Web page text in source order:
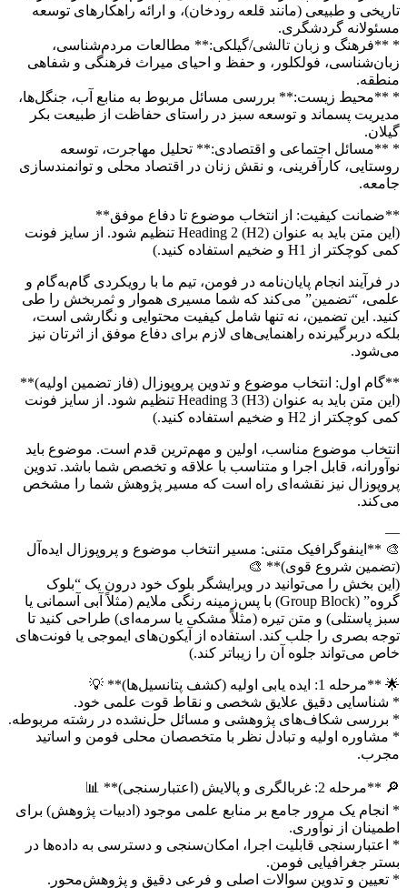
تاریخی و طبیعی (مانند قلعه رودخان)، و ارائه راهکارهای توسعه
مسئولانه گردشگری.
* **فرهنگ و زبان تالشی/گیلکی:** مطالعات مردم‌شناسی،
زبان‌شناسی، فولکلور، و حفظ و احیای میراث فرهنگی و شفاهی
منطقه.
* **محیط زیست:** بررسی مسائل مربوط به منابع آب، جنگل‌ها،
مدیریت پسماند و توسعه سبز در راستای حفاظت از طبیعت بکر
گیلان.
* **مسائل اجتماعی و اقتصادی:** تحلیل مهاجرت، توسعه
روستایی، کارآفرینی، و نقش زنان در اقتصاد محلی و توانمندسازی
جامعه.
**ضمانت کیفیت: از انتخاب موضوع تا دفاع موفق**
(این متن باید به عنوان Heading 2 (H2) تنظیم شود. از سایز فونت
کمی کوچکتر از H1 و ضخیم استفاده کنید.)
در فرآیند انجام پایان‌نامه در فومن، تیم ما با رویکردی گام‌به‌گام و
علمی، “تضمین” می‌کند که شما مسیری هموار و ثمربخش را طی
کنید. این تضمین، نه تنها شامل کیفیت محتوایی و نگارشی است،
بلکه دربرگیرنده راهنمایی‌های لازم برای دفاع موفق از اثرتان نیز
می‌شود.
**گام اول: انتخاب موضوع و تدوین پروپوزال (فاز تضمین اولیه)**
(این متن باید به عنوان Heading 3 (H3) تنظیم شود. از سایز فونت
کمی کوچکتر از H2 و ضخیم استفاده کنید.)
انتخاب موضوع مناسب، اولین و مهم‌ترین قدم است. موضوع باید
نوآورانه، قابل اجرا و متناسب با علاقه و تخصص شما باشد. تدوین
پروپوزال نیز نقشه‌ای راه است که مسیر پژوهش شما را مشخص
می‌کند.
—
🎨 **اینفوگرافیک متنی: مسیر انتخاب موضوع و پروپوزال ایده‌آل
(تضمین شروع قوی)** 🎨
(این بخش را می‌توانید در ویرایشگر بلوک خود درون یک “بلوک
گروه” (Group Block) با پس‌زمینه رنگی ملایم (مثلاً آبی آسمانی یا
سبز پاستلی) و متن تیره (مثلاً مشکی یا سرمه‌ای) طراحی کنید تا
توجه بصری را جلب کند. استفاده از آیکون‌های ایموجی یا فونت‌های
خاص می‌تواند جلوه آن را زیباتر کند.)
🌟 **مرحله 1: ایده یابی اولیه (کشف پتانسیل‌ها)** 💡
* شناسایی دقیق علایق شخصی و نقاط قوت علمی خود.
* بررسی شکاف‌های پژوهشی و مسائل حل‌نشده در رشته مربوطه.
* مشاوره اولیه و تبادل نظر با متخصصان محلی فومن و اساتید
مجرب.
🔎 **مرحله 2: غربالگری و پالایش (اعتبارسنجی)** 📊
* انجام یک مرور جامع بر منابع علمی موجود (ادبیات پژوهش) برای
اطمینان از نوآوری.
* اعتبارسنجی قابلیت اجرا، امکان‌سنجی و دسترسی به داده‌ها در
بستر جغرافیایی فومن.
* تعیین و تدوین سوالات اصلی و فرعی دقیق و پژوهش‌محور.